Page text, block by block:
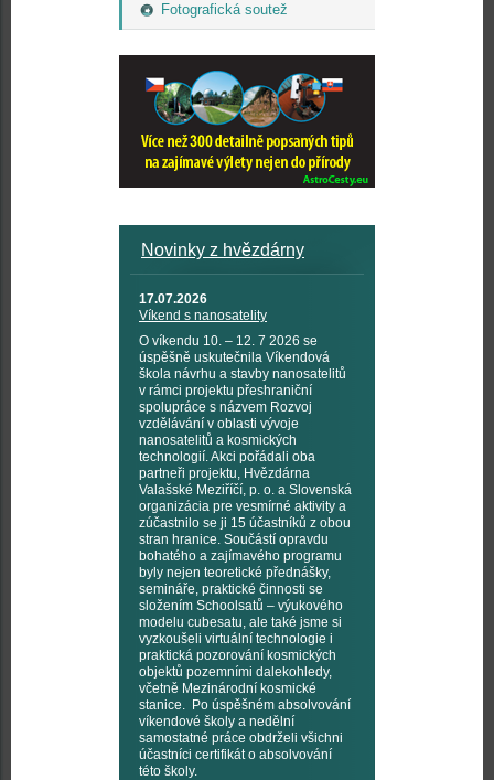
Fotografická soutež
Novinky z hvězdárny
17.07.2026
Víkend s nanosatelity
O víkendu 10. – 12. 7 2026 se
úspěšně uskutečnila Víkendová
škola návrhu a stavby nanosatelitů
v rámci projektu přeshraniční
spolupráce s názvem Rozvoj
vzdělávání v oblasti vývoje
nanosatelitů a kosmických
technologií. Akci pořádali oba
partneři projektu, Hvězdárna
Valašské Meziříčí, p. o. a Slovenská
organizácia pre vesmírné aktivity a
zúčastnilo se ji 15 účastníků z obou
stran hranice. Součástí opravdu
bohatého a zajímavého programu
byly nejen teoretické přednášky,
semináře, praktické činnosti se
složením Schoolsatů – výukového
modelu cubesatu, ale také jsme si
vyzkoušeli virtuální technologie i
praktická pozorování kosmických
objektů pozemními dalekohledy,
včetně Mezinárodní kosmické
stanice. Po úspěšném absolvování
víkendové školy a nedělní
samostatné práce obdrželi všichni
účastníci certifikát o absolvování
této školy.